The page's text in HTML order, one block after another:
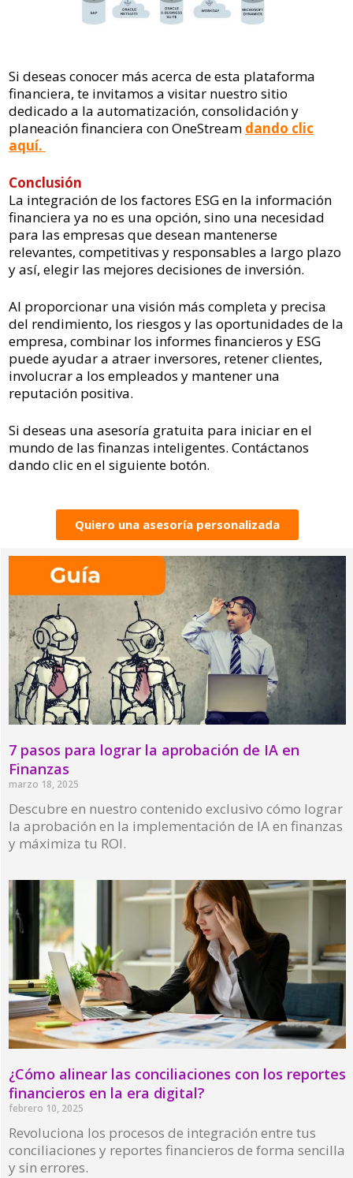
Si deseas conocer más acerca de esta plataforma
financiera, te invitamos a visitar nuestro sitio
dedicado a la automatización, consolidación y
planeación financiera con OneStream dando clic
aquí.
Conclusión
La integración de los factores ESG en la información
financiera ya no es una opción, sino una necesidad
para las empresas que desean mantenerse
relevantes, competitivas y responsables a largo plazo
y así, elegir las mejores decisiones de inversión.
Al proporcionar una visión más completa y precisa
del rendimiento, los riesgos y las oportunidades de la
empresa, combinar los informes financieros y ESG
puede ayudar a atraer inversores, retener clientes,
involucrar a los empleados y mantener una
reputación positiva.
Si deseas una asesoría gratuita para iniciar en el
mundo de las finanzas inteligentes. Contáctanos
dando clic en el siguiente botón.
Quiero una asesoría personalizada
7 pasos para lograr la aprobación de IA en
Finanzas
marzo 18, 2025
Descubre en nuestro contenido exclusivo cómo lograr
la aprobación en la implementación de IA en finanzas
y máximiza tu ROI.
¿Cómo alinear las conciliaciones con los reportes
financieros en la era digital?
febrero 10, 2025
Revoluciona los procesos de integración entre tus
conciliaciones y reportes financieros de forma sencilla
y sin errores.